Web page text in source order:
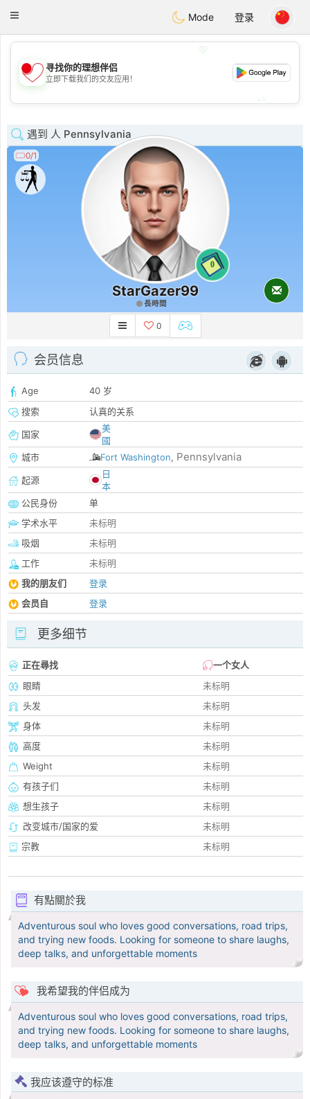
Chat
Toggle
Mode 登录
💖
💕
寻找你的理想伴侣
立即下载我们的交友应用！
遇到 人 Pennsylvania
0/1
0
StarGazer99
長時間
0
会员信息
Age
40 岁
搜索
认真的关系
国家
美
國
城市
Fort Washington, Pennsylvania
起源
日
本
公民身份
单
学术水平
未标明
吸烟
未标明
工作
未标明
我的朋友们
登录
会员自
登录
更多细节
正在尋找
一个女人
眼睛
未标明
头发
未标明
身体
未标明
高度
未标明
Weight
未标明
有孩子们
未标明
想生孩子
未标明
改变城市/国家的爱
未标明
宗教
未标明
有點關於我
Adventurous soul who loves good conversations, road trips,
and trying new foods. Looking for someone to share laughs,
deep talks, and unforgettable moments
我希望我的伴侣成为
Adventurous soul who loves good conversations, road trips,
and trying new foods. Looking for someone to share laughs,
deep talks, and unforgettable moments
我应该遵守的标准